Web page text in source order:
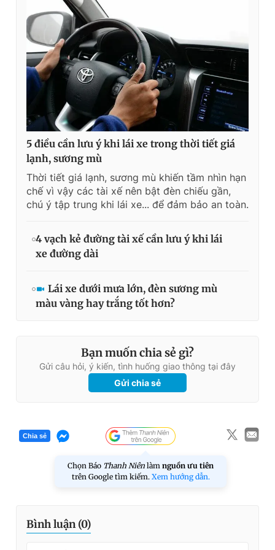
5 điều cần lưu ý khi lái xe trong thời tiết giá
lạnh, sương mù
Thời tiết giá lạnh, sương mù khiến tầm nhìn hạn
chế vì vậy các tài xế nên bật đèn chiếu gần,
chú ý tập trung khi lái xe... để đảm bảo an toàn.
4 vạch kẻ đường tài xế cần lưu ý khi lái
xe đường dài
Lái xe dưới mưa lớn, đèn sương mù
màu vàng hay trắng tốt hơn?
Bạn muốn chia sẻ gì?
Gửi câu hỏi, ý kiến, tình huống giao thông tại đây
Gửi chia sẻ
Chia sẻ
Chọn Báo Thanh Niên làm nguồn ưu tiên
trên Google tìm kiếm. Xem hướng dẫn.
Bình luận (0)